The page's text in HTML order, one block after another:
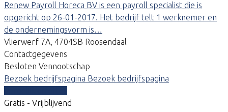
Renew Payroll Horeca BV is een payroll specialist die is
opgericht op 26-01-2017. Het bedrijf telt 1 werknemer en
de ondernemingsvorm is…
Vlierwerf 7A, 4704SB Roosendaal
Contactgegevens
Besloten Vennootschap
Bezoek bedrijfspagina Bezoek bedrijfspagina
Gratis - Vrijblijvend